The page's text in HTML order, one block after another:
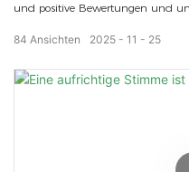
und positive Bewertungen und
Dienstleistungen.
2025 11 25
84 Ansichten